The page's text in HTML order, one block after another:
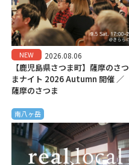
NEW 2026.08.06
【鹿児島県さつま町】薩摩のさつ
まナイト 2026 Autumn 開催 ／
薩摩のさつま
南八ヶ岳